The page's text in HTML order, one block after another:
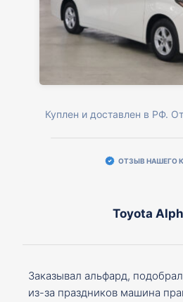
Куплен и доставлен в РФ.
ОТЗЫВ НАШЕГО
Toyota
Заказывал альфард,
из-за праздников машина